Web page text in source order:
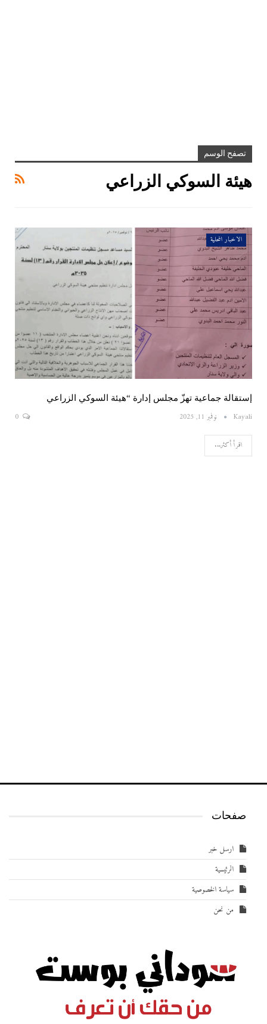
تصفح الوسم
هيئة السوكي الزراعي
الاخبار المحلية
إستقالة جماعية تهزّ مجلس إدارة “هيئة السوكي الزراعي
Kayali نوفمبر 11, 2025
اقرأ أكثر...
صفحات
ارسل خبر
الرئيسية
سياسة الخصوصية
من نحن